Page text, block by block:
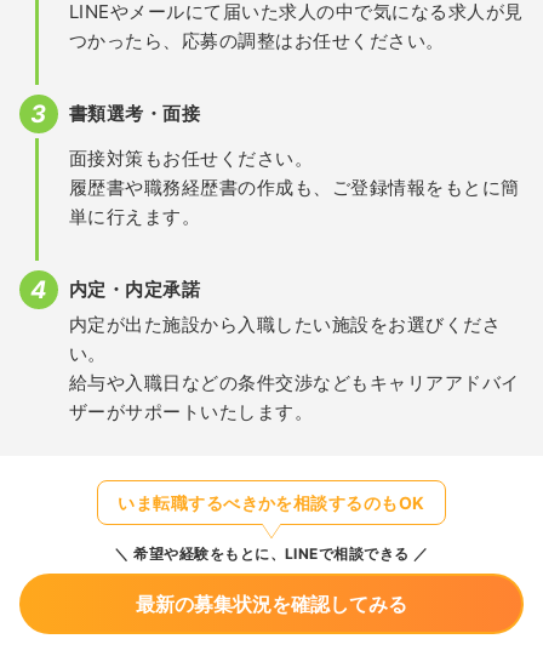
LINEやメールにて届いた求人の中で気になる求人が見
つかったら、応募の調整はお任せください。
書類選考・面接
面接対策もお任せください。
履歴書や職務経歴書の作成も、ご登録情報をもとに簡
単に行えます。
内定・内定承諾
内定が出た施設から入職したい施設をお選びくださ
い。
給与や入職日などの条件交渉などもキャリアアドバイ
ザーがサポートいたします。
いま転職するべきかを相談するのもOK
希望や経験をもとに、LINEで相談できる
最新の募集状況を確認してみる